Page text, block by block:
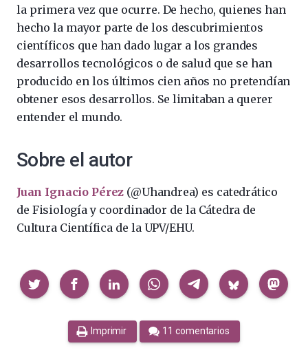
la primera vez que ocurre. De hecho, quienes han
hecho la mayor parte de los descubrimientos
científicos que han dado lugar a los grandes
desarrollos tecnológicos o de salud que se han
producido en los últimos cien años no pretendían
obtener esos desarrollos. Se limitaban a querer
entender el mundo.
Sobre el autor
Juan Ignacio Pérez (@Uhandrea) es catedrático
de Fisiología y coordinador de la Cátedra de
Cultura Científica de la UPV/EHU.
Compartir
Imprimir 11 comentarios